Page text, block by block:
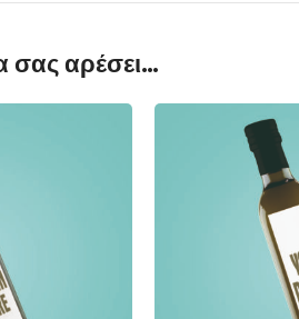
σας αρέσει…